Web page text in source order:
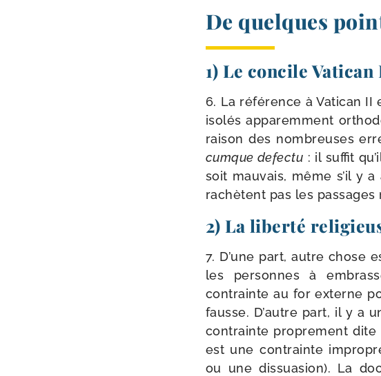
De quelques
1) Le concile Vatican
6. La réfé­rence à Vatican II
iso­lés appa­rem­ment
rai­son des nom­breuses
cumque defec­tu : il suf­fit
soit mau­vais, même s’il y
rachètent pas les pas­sages
2) La liberté
7. D’une part, autre chose
les per­sonnes à
contrainte au for externe
fausse. D’autre part, il y a
contrainte pro­pre­ment dite
est une contrainte
ou une dis­sua­sion). La